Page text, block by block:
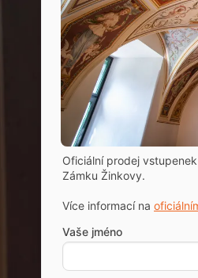
Oficiální prodej
Zámku Žinkovy.
Více informací na
Vaše jméno